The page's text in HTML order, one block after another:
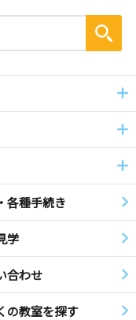
各種手続き
学
合わせ
の教室を探す